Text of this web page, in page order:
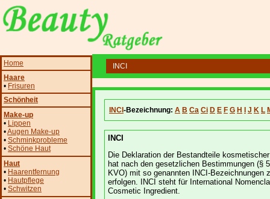
INCI
INCI -Bezeichnung: A B Ca Ci D E F G H J K L
INCI
Die Deklaration der Bestandteile
hat nach den gesetzlichen Bestimmungen (§
KVO) mit so genannten INCI-Bezeichnungen
erfolgen. INCI steht für International
Cosmetic Ingredient.
Home
Haare
• Frisuren
Schönheit
Make-up
• Lippen
•Augen Make-up
• Schminkprobleme
• Schöne Haut
Haut
• Haarentfernung
• Hautpflege
• Schwitzen